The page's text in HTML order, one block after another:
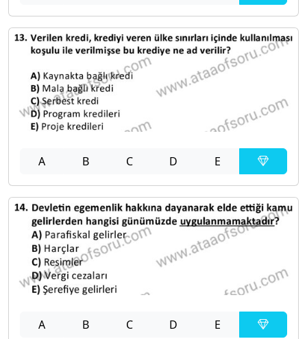
A B C D E
A B C D E